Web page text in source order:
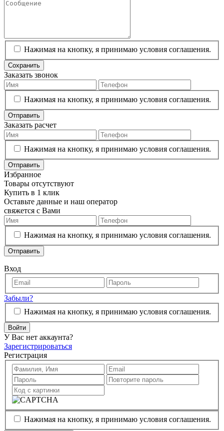
Нажимая на кнопку, я принимаю условия соглашения.
Сохранить
Заказать звонок
Нажимая на кнопку, я принимаю условия соглашения.
Отправить
Заказать расчет
Нажимая на кнопку, я принимаю условия соглашения.
Отправить
Избранное
Товары отсутствуют
Купить в 1 клик
Оставьте данные и наш оператор
свяжется с Вами
Нажимая на кнопку, я принимаю условия соглашения.
Отправить
Вход
Забыли?
Нажимая на кнопку, я принимаю условия соглашения.
Войти
У Вас нет аккаунта?
Зарегистрироваться
Регистрация
Нажимая на кнопку, я принимаю условия соглашения.